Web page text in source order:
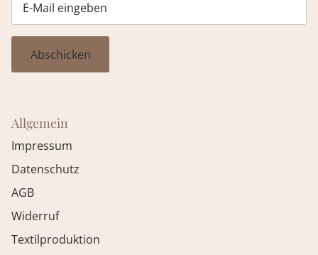
Abschicken
Allgemein
Impressum
Datenschutz
AGB
Widerruf
Textilproduktion